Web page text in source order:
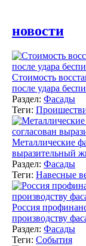
новости
Стоимость
после удара
Раздел: Фасады
Теги:
Металлические
выразительный
Раздел: Фасады
Теги: Навесные
Россия
производству
Раздел: Фасады
Теги: События